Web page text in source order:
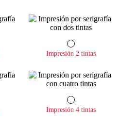
Impresión 2 tintas
Impresión 4 tintas